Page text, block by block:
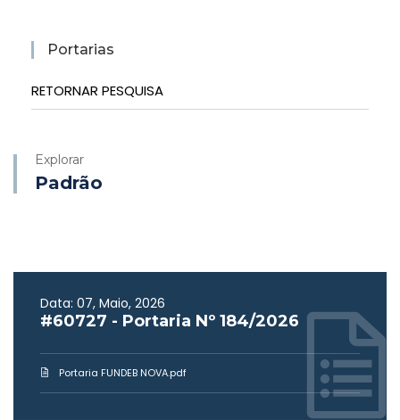
Portarias
RETORNAR PESQUISA
Explorar
Padrão
Data: 07, Maio, 2026
#60727 - Portaria Nº 184/2026
Portaria FUNDEB NOVA.pdf